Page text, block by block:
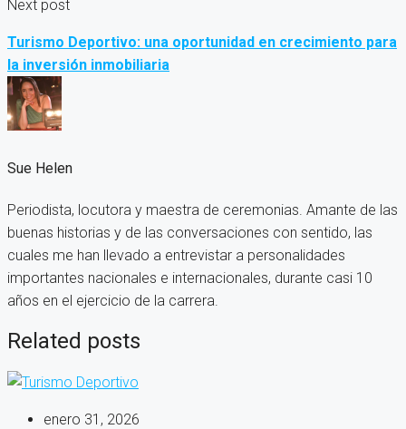
Next post
Turismo Deportivo: una oportunidad en crecimiento para
la inversión inmobiliaria
Sue Helen
Periodista, locutora y maestra de ceremonias. Amante de las
buenas historias y de las conversaciones con sentido, las
cuales me han llevado a entrevistar a personalidades
importantes nacionales e internacionales, durante casi 10
años en el ejercicio de la carrera.
Related posts
enero 31, 2026